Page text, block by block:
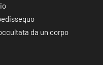
da un corpo